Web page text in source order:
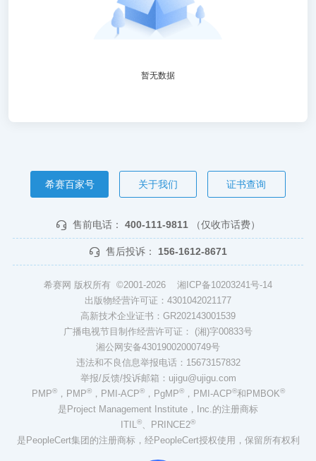
暂无数据
希赛百家号 关于我们 证书查询
售前电话： 400-111-9811 （仅收市话费）
售后投诉： 156-1612-8671
希赛网 版权所有 ©2001-2026 湘ICP备10203241号-14
出版物经营许可证：4301042021177
高新技术企业证书：GR202143001539
广播电视节目制作经营许可证： (湘)字00833号
湘公网安备43019002000749号
违法和不良信息举报电话：15673157832
举报/反馈/投诉邮箱：ujigu@ujigu.com
PMP®，PMP®，PMI-ACP®，PgMP®，PMI-ACP®和PMBOK®
是Project Management Institute，Inc.的注册商标
ITIL®、PRINCE2®
是PeopleCert集团的注册商标，经PeopleCert授权使用，保留所有权利